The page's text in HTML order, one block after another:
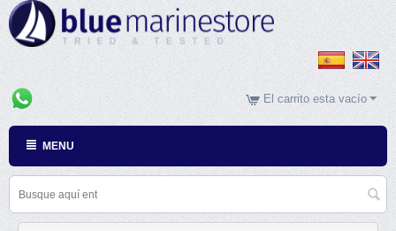
El carrito esta vacío
MENU